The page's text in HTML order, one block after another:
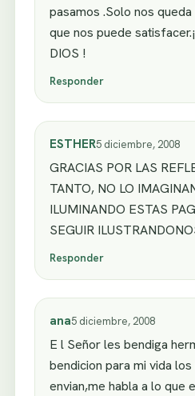
pasamos .Solo nos
que nos puede
DIOS !
Responder
ESTHER5 diciembre, 2008
GRACIAS POR LAS
TANTO, NO LO
ILUMINANDO ESTAS
SEGUIR
Responder
ana5 diciembre, 2008
E l Señor les bendiga
bendicion para mi vida
envian,me habla a lo que